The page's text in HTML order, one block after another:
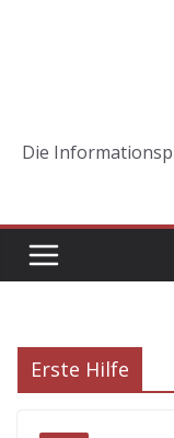
Die
Erste Hilfe